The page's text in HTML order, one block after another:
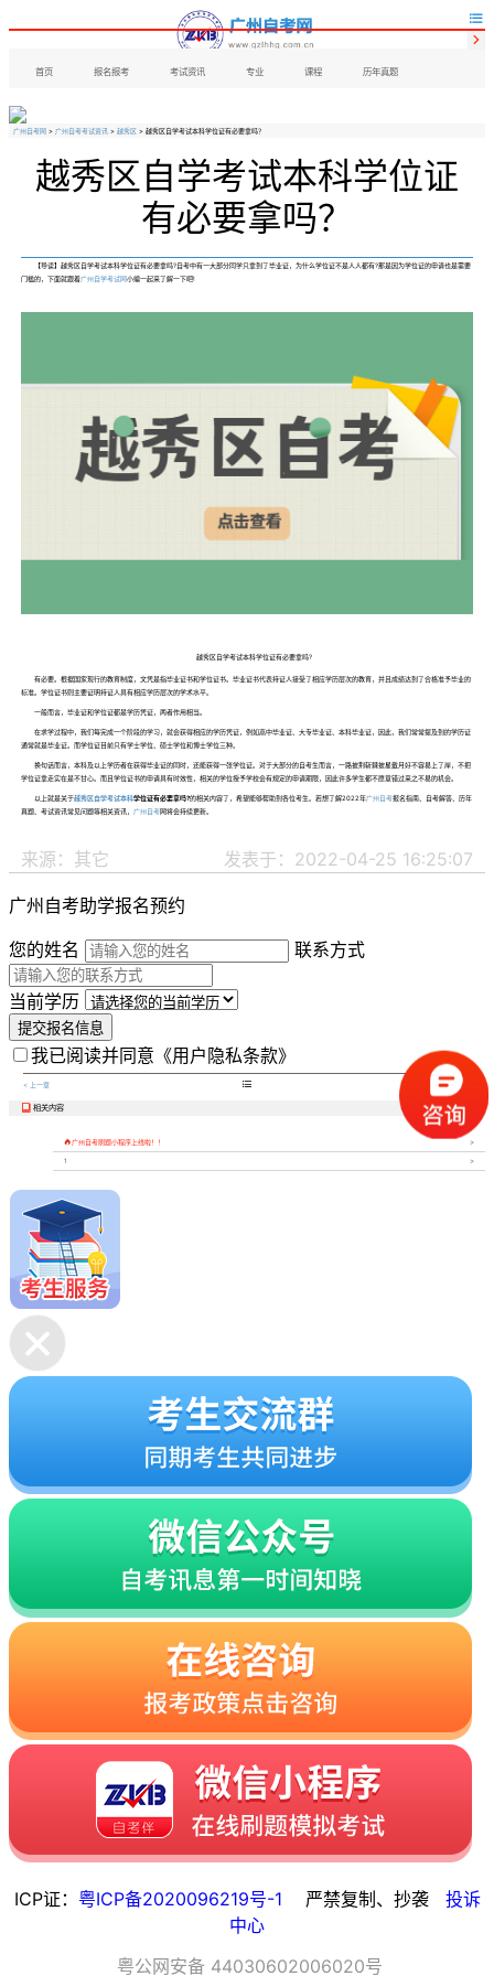

首页 报名报考 考试资讯 专业 课程 历年真题

广州自考网 > 广州自考考试资讯 > 越秀区 > 越秀区自学考试本科学位证有必要拿吗？
越秀区自学考试本科学位证
有必要拿吗？
【导读】越秀区自学考试本科学位证有必要拿吗?自考中有一大部分同学只拿到了毕业证，为什么学位证不是人人都有?那是因为学位证的申请也是需要
门槛的，下面就跟着广州自学考试网小编一起来了解一下吧!
越秀区自学考试本科学位证有必要拿吗?
有必要。根据国家现行的教育制度，文凭是指毕业证书和学位证书。毕业证书代表持证人接受了相应学历层次的教育，并且成绩达到了合格准予毕业的
标准。学位证书则主要证明持证人具有相应学历层次的学术水平。
一般而言，毕业证和学位证都是学历凭证，两者作用相当。
在求学过程中，我们每完成一个阶段的学习，就会获得相应的学历凭证，例如高中毕业证、大专毕业证、本科毕业证，因此，我们常常提及到的学历证
通常就是毕业证。而学位证目前只有学士学位、硕士学位和博士学位三种。
换句话而言，本科及以上学历者在获得毕业证的同时，还能获得一张学位证。对于大部分的自考生而言，一路披荆斩棘披星戴月好不容易上了岸，不把
学位证拿走实在是不甘心。而且学位证书的申请具有时效性，相关的学位授予学校会有规定的申请期限，因此许多学生都不愿意错过来之不易的机会。
以上就是关于越秀区自学考试本科 学位证有必要拿吗?的相关内容了，希望能够帮助到各位考生。若想了解2022年广州自考报名指南、自考解答、历年
真题、考试资讯常见问题等相关资讯， 广州自考网将会持续更新。
来源：其它 发表于：2022-04-25 16:25:07
广州自考助学报名预约
您的姓名
联系方式
当前学历
提交报名信息
我已阅读并同意 《用户隐私条款》
< 上一章  下一章 >
相关内容
广州自考刷题小程序上线啦！！
1
ICP证： 粤ICP备2020096219号-1 严禁复制、抄袭 投诉
中心
粤公网安备 44030602006020号